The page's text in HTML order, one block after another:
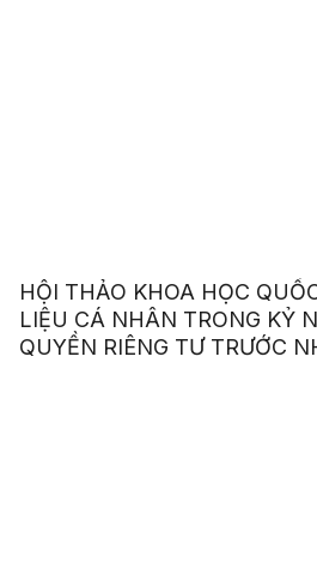
HỘI THẢO KHOA HỌC
LIỆU CÁ NHÂN TRONG KỶ
QUYỀN RIÊNG TƯ TRƯỚC